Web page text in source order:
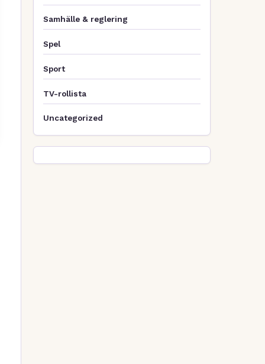
Samhälle & reglering
Spel
Sport
TV-rollista
Uncategorized